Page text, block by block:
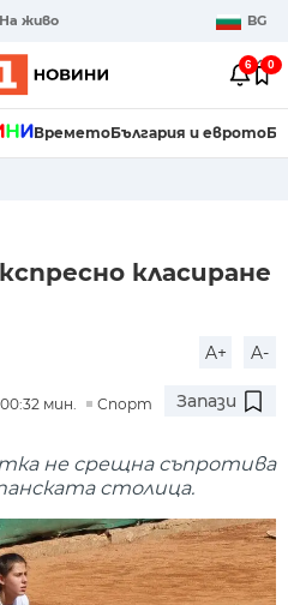
На живо BG
6 0
ВреметоБългария и еврото
класиране
A+ A-
мин. Спорт Запази
не срещна съпротива
столица.